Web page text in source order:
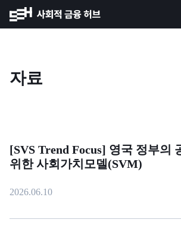
자료
[SVS Trend Focus] 영국 정부의
위한 사회가치모델(SVM)
2026.06.10